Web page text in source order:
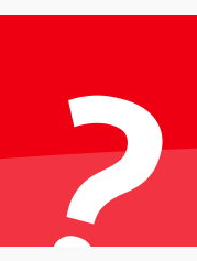
аккумулятором
?